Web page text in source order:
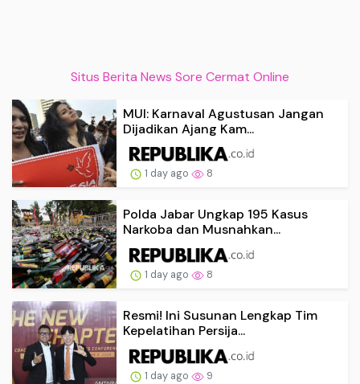
Situs Berita News Sore Cermat Online
MUI: Karnaval Agustusan Jangan
Dijadikan Ajang Kam...
1 day ago 8
Polda Jabar Ungkap 195 Kasus
Narkoba dan Musnahkan...
1 day ago 8
Resmi! Ini Susunan Lengkap Tim
Kepelatihan Persija...
1 day ago 9